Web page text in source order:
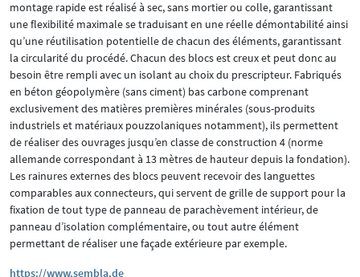
montage rapide est réalisé à sec, sans mortier ou colle, garantissant
une flexibilité maximale se traduisant en une réelle démontabilité ainsi
qu’une réutilisation potentielle de chacun des éléments, garantissant
la circularité du procédé. Chacun des blocs est creux et peut donc au
besoin être rempli avec un isolant au choix du prescripteur. Fabriqués
en béton géopolymère (sans ciment) bas carbone comprenant
exclusivement des matières premières minérales (sous-produits
industriels et matériaux pouzzolaniques notamment), ils permettent
de réaliser des ouvrages jusqu’en classe de construction 4 (norme
allemande correspondant à 13 mètres de hauteur depuis la fondation).
Les rainures externes des blocs peuvent recevoir des languettes
comparables aux connecteurs, qui servent de grille de support pour la
fixation de tout type de panneau de parachèvement intérieur, de
panneau d’isolation complémentaire, ou tout autre élément
permettant de réaliser une façade extérieure par exemple.
https://www.sembla.de